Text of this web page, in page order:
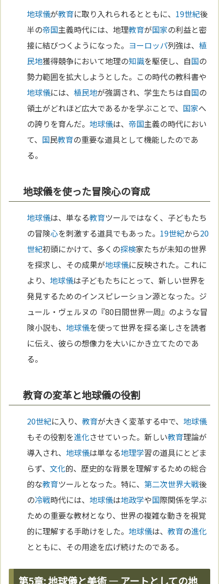
地球儀が教育に取り入れられるとともに、 19世紀後
半の帝国主義時代には、地理教育が国家の利益と密
接に結びつくようになった。 ヨーロッパ列強は、植
民地獲得競争において地理の知識を駆使し、自国の
勢力範囲を拡大しようとした。この時代の教科書や
地球儀には、植民地が強調され、学生たちは自国の
領土がどれほど広大であるかを学ぶことで、 国家へ
の誇りを育んだ。地球儀は、 帝国主義の時代におい
て、 国民教育の重要な道具として機能したのであ
る。
地球儀を使った冒険心の育成
地球儀は、単なる教育ツールではなく、子どもたち
の冒険心を刺激する道具でもあった。 19世紀から20
世紀初頭にかけて、多くの探検家たちが未知の世界
を探求し、その成果が地球儀に反映された。これに
より、地球儀は子どもたちにとって、新しい世界を
発見するためのインスピレーション源となった。ジ
ュール・ヴェルヌの『80日間世界一周』のような冒
険小説も、地球儀を使って世界を探る楽しさを読者
に伝え、彼らの想像力を大いにかき立てたのであ
る。
教育の変革と地球儀の役割
20世紀に入り、教育が大きく変革する中で、地球儀
もその役割を進化させていった。新しい教育理論が
導入され、地球儀は単なる地理学習の道具にとどま
らず、文化的、歴史的な背景を理解するための総合
的な教育ツールとなった。特に、第二次世界大戦後
の冷戦時代には、地球儀は地政学や国際関係を学ぶ
ための重要な教材となり、世界の複雑な動きを視覚
的に理解する手助けをした。地球儀は、教育の進化
とともに、その用途を広げ続けたのである。
第5章: 地球儀と美術 — アートとしての地